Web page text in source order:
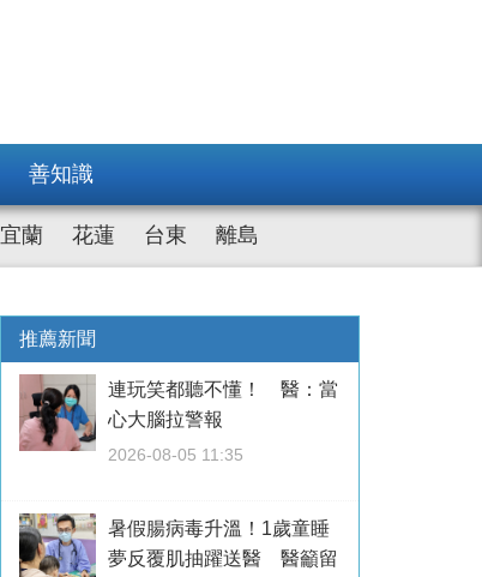
善知識
宜蘭 花蓮 台東 離島
推薦新聞
連玩笑都聽不懂！ 醫：當
心大腦拉警報
2026-08-05 11:35
暑假腸病毒升溫！1歲童睡
夢反覆肌抽躍送醫 醫籲留